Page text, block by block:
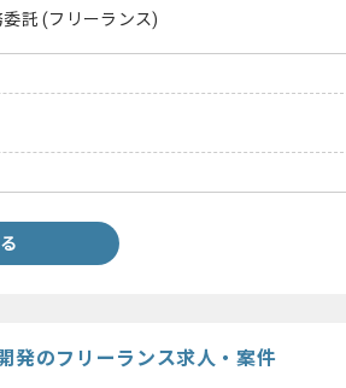
委託(フリーランス)
発のフリーランス求人・案件